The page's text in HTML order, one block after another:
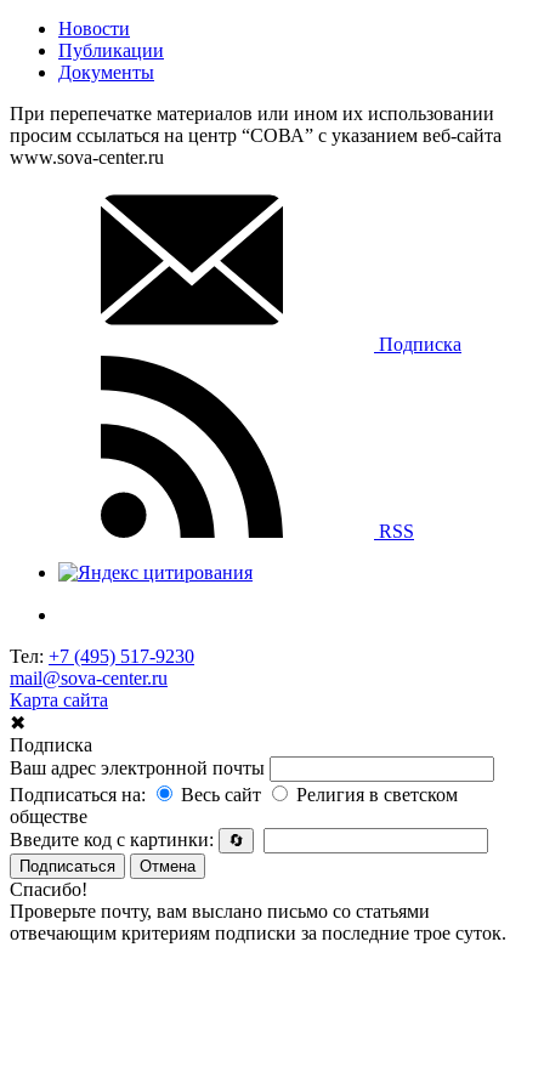
Новости
Публикации
Документы
При перепечатке материалов или ином их использовании
просим ссылаться на центр “СОВА” с указанием веб-сайта
www.sova-center.ru
Подписка
RSS
Тел: +7 (495) 517-9230
mail@sova-center.ru
Карта сайта
✖
Подписка
Ваш адрес электронной почты
Подписаться на:
Весь сайт
Религия в светском
обществе
Введите код с картинки:
🔄
Подписаться
Отмена
Спасибо!
Проверьте почту, вам выслано письмо со статьями
отвечающим критериям подписки за последние трое суток.